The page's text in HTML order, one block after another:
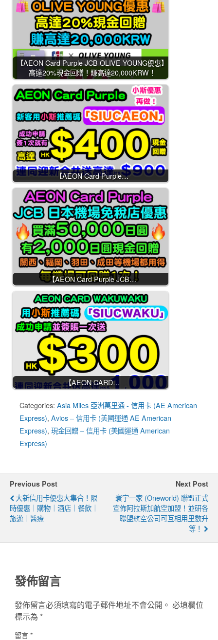
【AEON Card Purple JCB OLIVE YOUNG優惠】
高達20%現金回贈！賺高達20,000KRW！
【AEON Card Purple…
【AEON Card Purple JCB…
【AEON CARD…
Categories: Asia Miles 亞洲萬里通 - 信用卡 (AE American
Express), Avios – 信用卡 (美國運通 AE American
Express), 現金回贈 – 信用卡 (美國運通 American
Express)
Previous Post
大新信用卡優惠大集合！限
時優惠｜購物｜酒店｜餐飲｜
旅遊｜醫療
Next Post
寰宇一家 (Oneworld) 聯盟正式
宣佈阿拉斯加航空加盟！並研各
聯盟航空公司可互相用里數升
等！
發佈留言
發佈留言必須填寫的電子郵件地址不會公開。 必填欄位
標示為 *
留言*